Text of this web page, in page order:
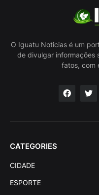
O Iguatu Noticias é um
de divulgar informações
fatos, com
CATEGORIES
CIDADE
ESPORTE